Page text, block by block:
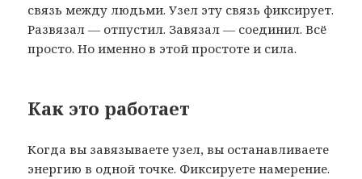
связь между людьми. Узел эту связь фиксирует.
Развязал — отпустил. Завязал — соединил. Всё
просто. Но именно в этой простоте и сила.
Как это работает
Когда вы завязываете узел, вы останавливаете
энергию в одной точке. Фиксируете намерение.